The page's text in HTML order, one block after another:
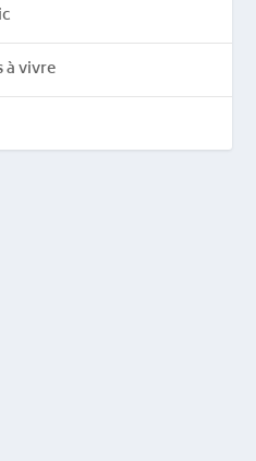
à vivre